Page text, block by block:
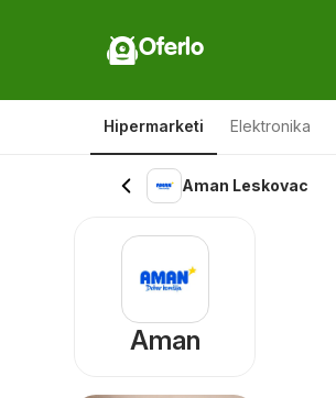
Oferlo
Hipermarketi Elektronika
Aman Leskovac
Aman